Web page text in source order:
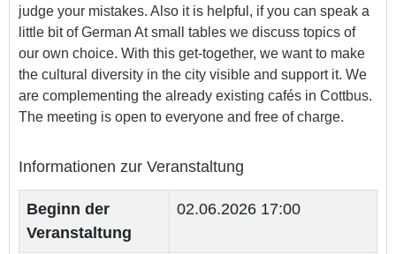
judge your mistakes. Also it is helpful, if you can speak a
little bit of German At small tables we discuss topics of
our own choice. With this get-together, we want to make
the cultural diversity in the city visible and support it. We
are complementing the already existing cafés in Cottbus.
The meeting is open to everyone and free of charge.
Informationen zur Veranstaltung
Beginn der
Veranstaltung
02.06.2026 17:00